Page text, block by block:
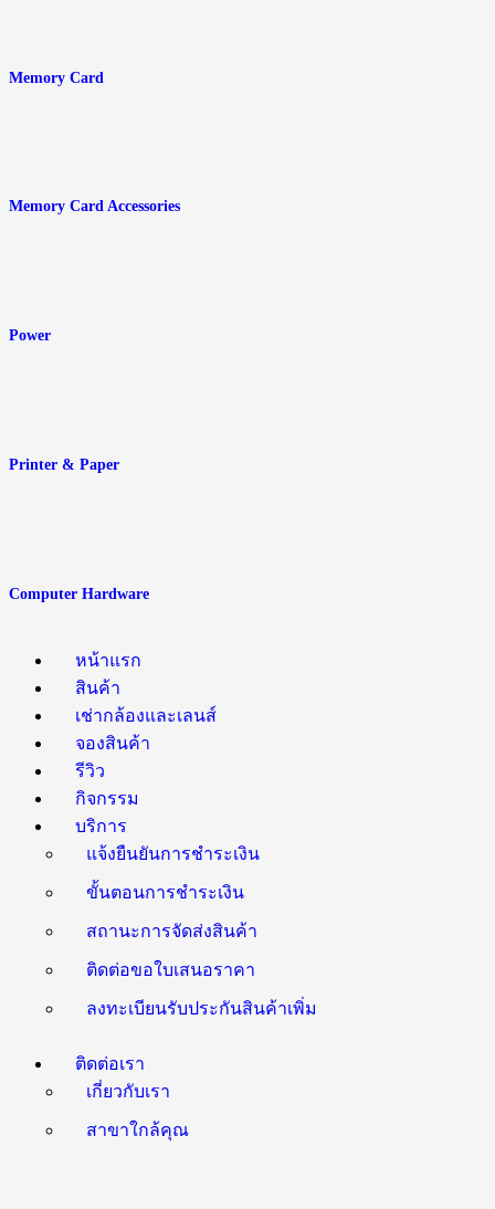
Memory Card
Memory Card Accessories
Power
Printer & Paper
Computer Hardware
หน้าแรก
สินค้า
เช่ากล้องและเลนส์
จองสินค้า
รีวิว
กิจกรรม
บริการ
แจ้งยืนยันการชำระเงิน
ขั้นตอนการชำระเงิน
สถานะการจัดส่งสินค้า
ติดต่อขอใบเสนอราคา
ลงทะเบียนรับประกันสินค้าเพิ่ม
ติดต่อเรา
เกี่ยวกับเรา
สาขาใกล้คุณ